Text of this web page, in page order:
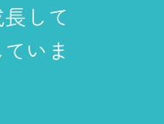
して
いま